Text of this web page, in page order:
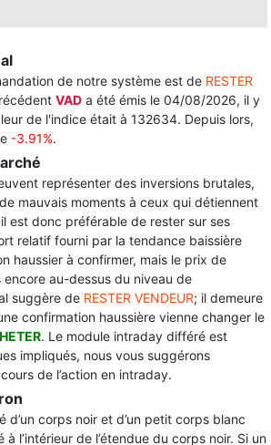
de notre système est de RESTER
VAD a été émis le 04/08/2026, il y
de l'indice était à 132634. Depuis lors,
-3.91%.
représenter des inversions brutales,
mauvais moments à ceux qui détiennent
est donc préférable de rester sur ses
relatif fourni par la tendance baissière
haussier à confirmer, mais le prix de
encore au-dessus du niveau de
suggère de RESTER VENDEUR; il demeure
confirmation haussière vienne changer le
. Le module intraday différé est
impliqués, nous vous suggérons
de l’action en intraday.
d’un corps noir et d’un petit corps blanc
l’intérieur de l’étendue du corps noir. Si un